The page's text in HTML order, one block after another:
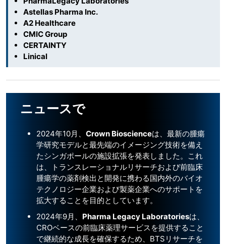
Astellas Pharma Inc.
A2 Healthcare
CMIC Group
CERTAINTY
Linical
ニュースで
2024年10月、 Crown Bioscienceは、最新の腫瘍
学研究モデルと最先端のイメージング技術を備え
たシンガポールの施設拡張を発表しました。これ
は、トランスレーショナルリサーチおよび前臨床
腫瘍学の薬剤検出と開発に携わる国内外のバイオ
テクノロジー企業および製薬企業へのサポートを
拡大することを目的としています。
2024年9月、 Pharma Legacy Laboratoriesは、
CROベースの前臨床薬理サービスを提供すること
で継続的な成長を確保するため、BTSリサーチを